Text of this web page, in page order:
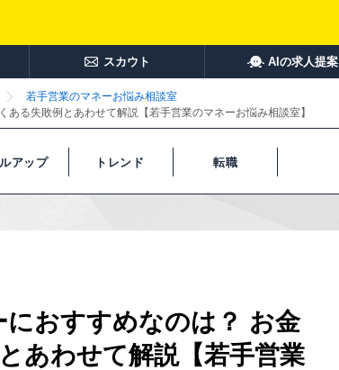
スカウト AIの求人提案
若手営業のマネーお悩み相談室
る失敗例とあわせて解説【若手営業のマネーお悩み相談室】
アップ トレンド 転職
おすすめなのは？ お金
あわせて解説【若手営業